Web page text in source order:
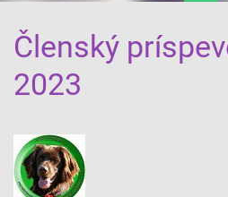
Členský
2023